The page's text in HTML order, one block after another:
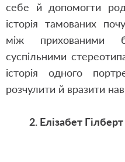
себе й допомогти
історія тамованих
між прихованими
суспільними
історія одного
розчулити й вразити
2. Елізабет